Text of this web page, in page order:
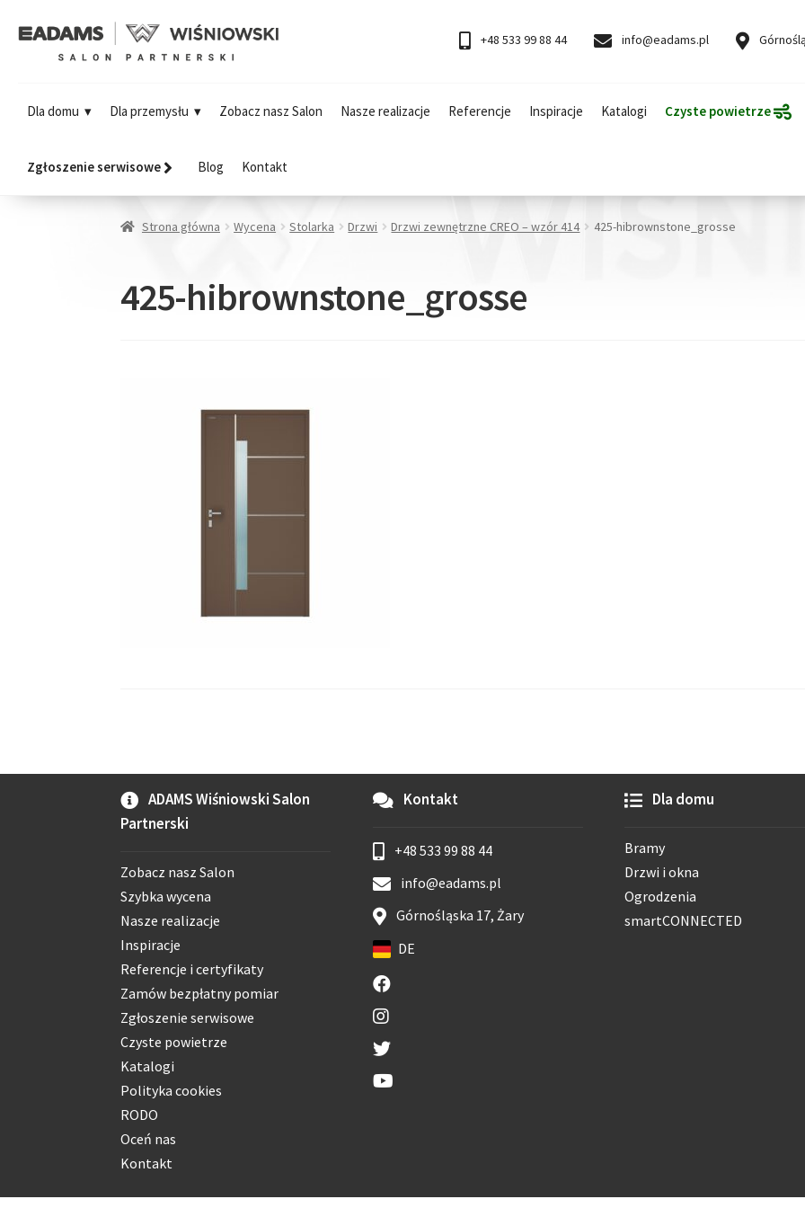
+48 533 99 88 44 info@eadams.pl
Dla domu Dla przemysłu Zobacz nasz Salon Nasze realizacje Referencje Inspiracje Katalogi Czyste powietrze
Zgłoszenie serwisowe Blog Kontakt
Strona główna Wycena Stolarka Drzwi Drzwi zewnętrzne CREO – wzór 414 425-hibrownstone_grosse
425-hibrownstone_grosse
ADAMS Wiśniowski Salon
Partnerski
Zobacz nasz Salon
Szybka wycena
Nasze realizacje
Inspiracje
Referencje i certyfikaty
Zamów bezpłatny pomiar
Zgłoszenie serwisowe
Czyste powietrze
Katalogi
Polityka cookies
RODO
Oceń nas
Kontakt
Kontakt
+48 533 99 88 44
info@eadams.pl
Górnośląska 17, Żary
DE
Dla domu
Bramy
Drzwi i okna
Ogrodzenia
smartCONNECTED